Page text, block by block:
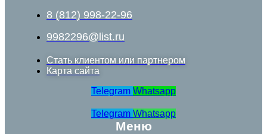
8 (812) 998-22-96
9982296@list.ru
Стать клиентом или партнером
Карта сайта
Telegram Whatsapp
Telegram Whatsapp
Меню